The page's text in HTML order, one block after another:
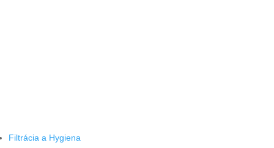
Filtrácia a Hygiena